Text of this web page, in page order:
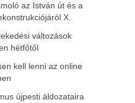
az István út és a
X.
változások
hétfőtől
kell lenni az online
újpesti áldozataira